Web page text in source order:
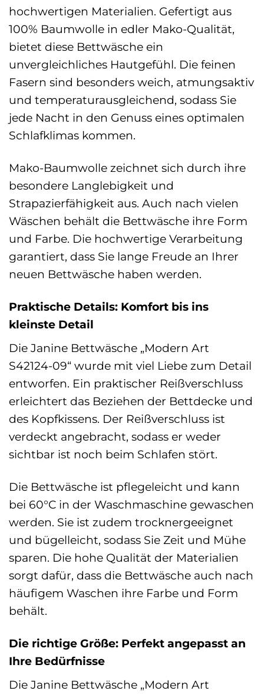
hochwertigen Materialien. Gefertigt aus
100% Baumwolle in edler Mako-Qualität,
bietet diese Bettwäsche ein
unvergleichliches Hautgefühl. Die feinen
Fasern sind besonders weich, atmungsaktiv
und temperaturausgleichend, sodass Sie
jede Nacht in den Genuss eines optimalen
Schlafklimas kommen.
Mako-Baumwolle zeichnet sich durch ihre
besondere Langlebigkeit und
Strapazierfähigkeit aus. Auch nach vielen
Wäschen behält die Bettwäsche ihre Form
und Farbe. Die hochwertige Verarbeitung
garantiert, dass Sie lange Freude an Ihrer
neuen Bettwäsche haben werden.
Praktische Details: Komfort bis ins
kleinste Detail
Die Janine Bettwäsche „Modern Art
S42124-09“ wurde mit viel Liebe zum Detail
entworfen. Ein praktischer Reißverschluss
erleichtert das Beziehen der Bettdecke und
des Kopfkissens. Der Reißverschluss ist
verdeckt angebracht, sodass er weder
sichtbar ist noch beim Schlafen stört.
Die Bettwäsche ist pflegeleicht und kann
bei 60°C in der Waschmaschine gewaschen
werden. Sie ist zudem trocknergeeignet
und bügelleicht, sodass Sie Zeit und Mühe
sparen. Die hohe Qualität der Materialien
sorgt dafür, dass die Bettwäsche auch nach
häufigem Waschen ihre Farbe und Form
behält.
Die richtige Größe: Perfekt angepasst an
Ihre Bedürfnisse
Die Janine Bettwäsche „Modern Art